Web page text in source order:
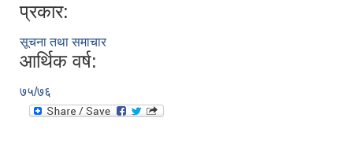
प्रकार:
सूचना तथा समाचार
आर्थिक वर्ष:
७५/७६